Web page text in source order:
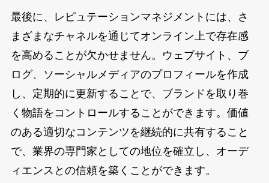
最後に、レピュテーションマネジメントには、さ
まざまなチャネルを通じてオンライン上で存在感
を高めることが欠かせません。ウェブサイト、ブ
ログ、ソーシャルメディアのプロフィールを作成
し、定期的に更新することで、ブランドを取り巻
く物語をコントロールすることができます。価値
のある適切なコンテンツを継続的に共有すること
で、業界の専門家としての地位を確立し、オーデ
ィエンスとの信頼を築くことができます。